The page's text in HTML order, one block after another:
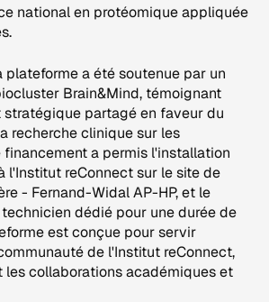
national en protéomique appliquée
plateforme a été soutenue par un
Brain&Mind, témoignant
stratégique partagé en faveur du
recherche clinique sur les
financement a permis l'installation
l'Institut reConnect sur le site de
- Fernand-Widal AP-HP, et le
dédié pour une durée de
est conçue pour servir
de l'Institut reConnect,
les collaborations académiques et